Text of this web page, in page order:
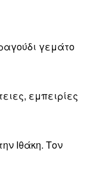
γεμάτο
εμπειρίες
Ιθάκη. Τον